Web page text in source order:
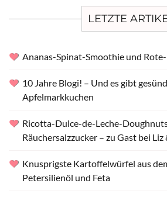
LETZTE
Ananas-Spinat-Smoothie und
10 Jahre Blogi! – Und es gibt
Apfelmarkkuchen
Ricotta-Dulce-de-Leche-
Räuchersalzzucker – zu Gast bei Liz
Knusprigste Kartoffelwürfel aus
Petersilienöl und Feta